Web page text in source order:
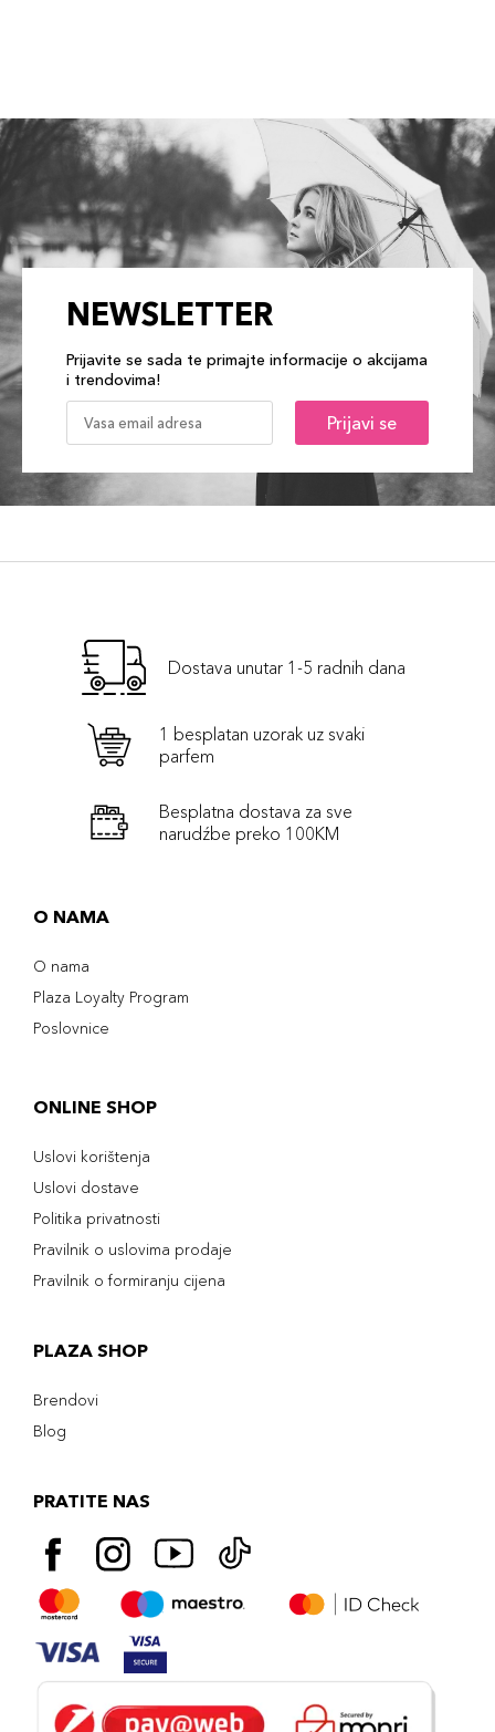
NEWSLETTER
Prijavite se sada te primajte informacije o akcijama
i trendovima!
Prijavi se
Dostava unutar 1-5 radnih dana
1 besplatan uzorak uz svaki
parfem
Besplatna dostava za sve
narudźbe preko 100KM
O NAMA
O nama
Plaza Loyalty Program
Poslovnice
ONLINE SHOP
Uslovi korištenja
Uslovi dostave
Politika privatnosti
Pravilnik o uslovima prodaje
Pravilnik o formiranju cijena
PLAZA SHOP
Brendovi
Blog
PRATITE NAS